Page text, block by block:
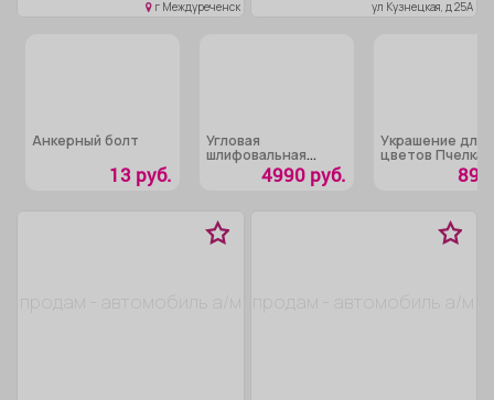
г Междуреченск
ходовка без нареканий.
ул Кузнецкая, д 25А
Анкерный болт
13 руб.
Угловая
шлифовальная
машина
«Hanskonner4990 руб.
Украшение для
цветов Пчелка на
89
продам - автомобиль а/м продам - автомобиль а/м